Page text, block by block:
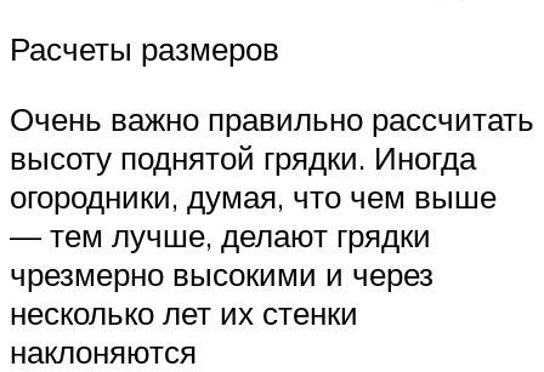
Расчеты размеров
Очень важно правильно рассчитать
высоту поднятой грядки. Иногда
огородники, думая, что чем выше
— тем лучше, делают грядки
чрезмерно высокими и через
несколько лет их стенки
наклоняются